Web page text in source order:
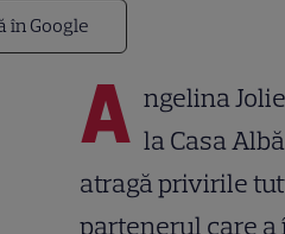
în Google
A ngelina
la Casa
atragă privirile
partenerul care